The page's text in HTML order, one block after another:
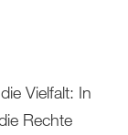
Vielfalt: In
Rechte